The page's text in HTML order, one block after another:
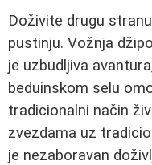
Doživite drugu
pustinju. Vožnja
je uzbudljiva
beduinskom selu
tradicionalni način
zvezdama uz
je nezaboravan